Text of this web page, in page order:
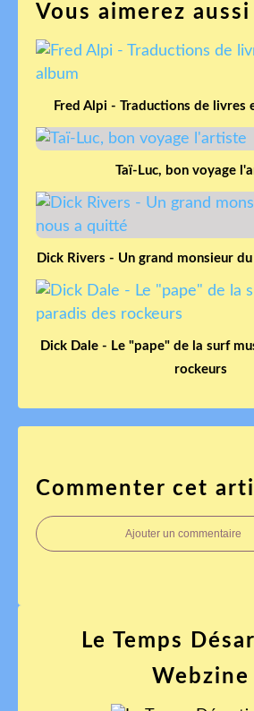
Vous aimerez aussi
Fred Alpi - Traductions de livres
Taï-Luc, bon voyage
Dick Rivers - Un grand monsieur
Dick Dale - Le "pape" de la surf
rockeurs
Commenter cet
Ajouter un commentaire
Le Temps
Webzine